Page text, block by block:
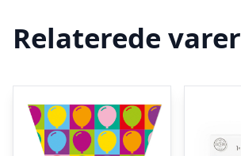
Relaterede varer